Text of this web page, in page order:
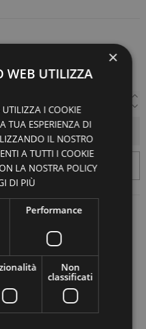
PER SAPERE DI PIÙ
AL CARRELLO
×
WEB UTILIZZA
I COOKIE
TUA ESPERIENZA DI
IL NOSTRO
A TUTTI I COOKIE
LA NOSTRA POLICY
DI PIÙ
Performance
Non
classificati